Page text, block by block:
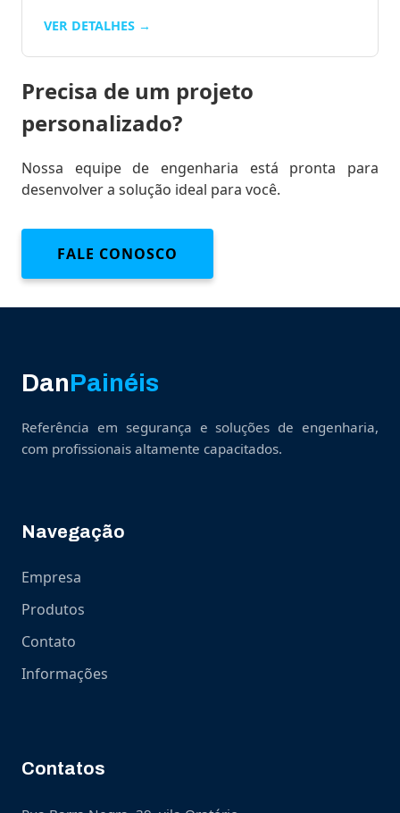
VER DETALHES →
Precisa de um projeto
personalizado?
Nossa equipe de engenharia está pronta para
desenvolver a solução ideal para você.
FALE CONOSCO
DanPainéis
Referência em segurança e soluções de engenharia,
com profissionais altamente capacitados.
Navegação
Empresa
Produtos
Contato
Informações
Contatos